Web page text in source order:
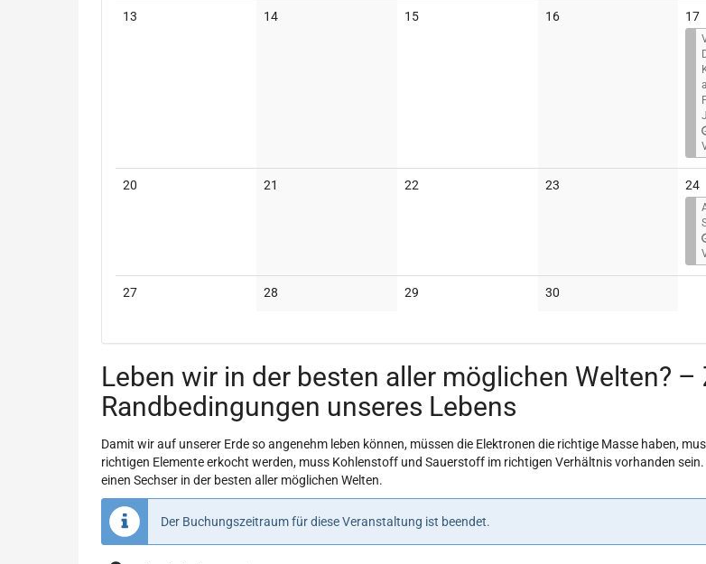
13 14Keine
15Keine
16Keine
17
20 21 22 23 24
27Keine
28 29 30
Leben wir in der besten aller möglichen Welten?
Randbedingungen unseres Lebens
Damit wir auf unserer Erde so angenehm leben können, müssen die Elektronen die richtige Masse haben,
richtigen Elemente erkocht werden, muss Kohlenstoff und Sauerstoff im richtigen Verhältnis vorhanden
einen Sechser in der besten aller möglichen Welten.
Der Buchungszeitraum für diese Veranstaltung ist beendet.